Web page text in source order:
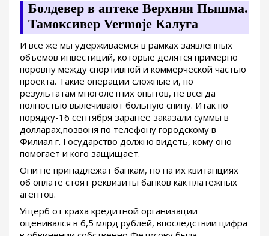
Болдевер в аптеке Верхняя Пышма.
Тамоксивер Vermoje Калуга
И все же мы удерживаемся в рамках заявленных
объемов инвестиций, которые делятся примерно
поровну между спортивной и коммерческой частью
проекта. Такие операции сложные и, по
результатам многолетних опытов, не всегда
полностью вылечивают больную спину. Итак по
порядку-16 сентября заранее заказали суммы в
долларах,позвоня по телефону городскому в
Филиал г. Государство должно видеть, кому оно
помогает и кого защищает.
Они не принадлежат банкам, но на их квитанциях
об оплате стоят реквизиты банков как платежных
агентов.
Ущерб от краха кредитной организации
оценивался в 6,5 млрд рублей, впоследствии цифра